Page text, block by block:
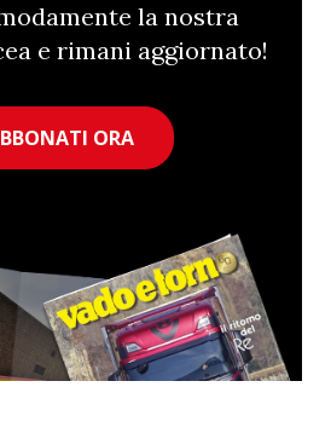
la nostra
e rimani aggiornato!
ORA